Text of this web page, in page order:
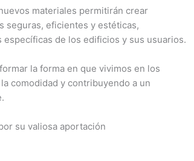
materiales permitirán crear
seguras, eficientes y estéticas,
específicas de los edificios y sus usuarios.
la forma en que vivimos en los
comodidad y contribuyendo a un
su valiosa aportación